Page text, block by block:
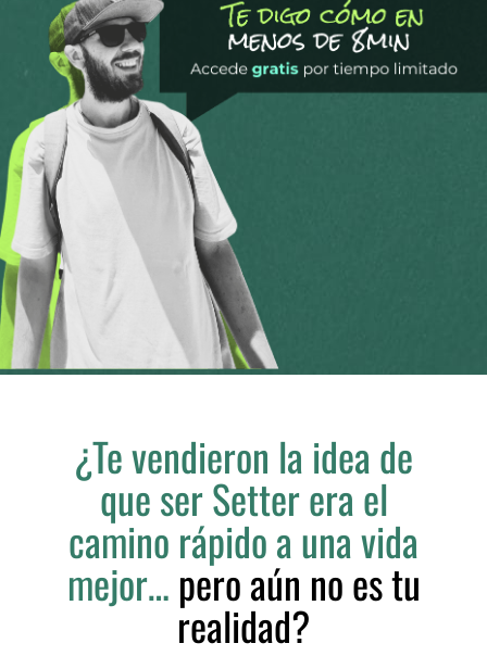
¿Te vendieron la idea de
que ser Setter era el
camino rápido a una vida
mejor… pero aún no es tu
realidad?